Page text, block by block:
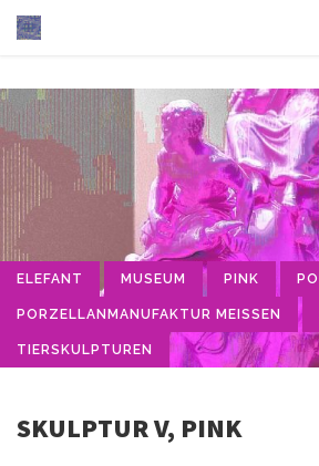
ELEFANT MUSEUM PINK
PORZELLANMANUFAKTUR MEISSEN
TIERSKULPTUREN
SKULPTUR V, PINK